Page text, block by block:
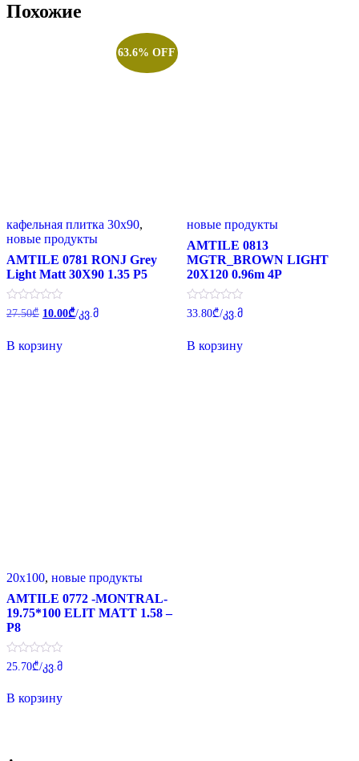
Похожие
63.6% OFF
кафельная плитка 30x90,
новые продукты
AMTILE 0781 RONJ Grey
Light Matt 30X90 1.35 P5
Оценка
0
5
27.50₾ Первоначальная
27.50₾.
10.00₾Текущая
цена:
/კვ.მ
В корзину
новые продукты
AMTILE 0813
MGTR_BROWN LIGHT
20X120 0.96m 4P
Оценка
0
5
33.80₾/კვ.მ
В корзину
20x100, новые продукты
AMTILE 0772 -MONTRAL-
19.75*100 ELIT MATT 1.58 –
P8
Оценка
0
5
25.70₾/კვ.მ
В корзину